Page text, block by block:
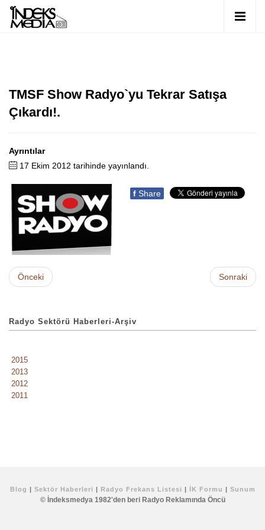
TMSF Show Radyo`yu Tekrar Satışa
Çıkardı!.
Ayrıntılar
17 Ekim 2012 tarihinde yayınlandı.
f Share
Önceki Sonraki
Radyo Sektörü Haberleri-Arşiv
2015
2013
2012
2011
Blog | Sektör Haberleri | Radyo Frekans Listesi | İK Formu | Sunum
© İndeksmedya 1982'den beri Radyo Reklamında Öncü